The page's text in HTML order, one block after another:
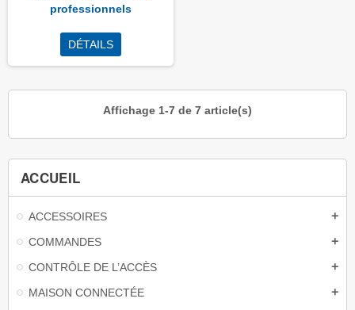
ACCUEIL
ACCESSOIRES add
COMMANDES add
CONTRÔLE DE L’ACCÈS add
MAISON CONNECTÉE add
professionnels
DÉTAILS
Affichage 1-7 de 7 article(s)